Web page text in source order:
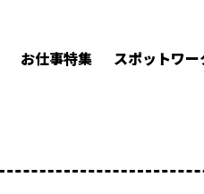
お仕事特集 スポットワ